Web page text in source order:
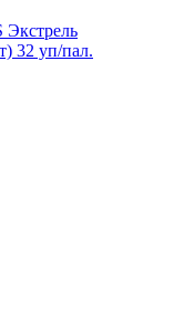
Экстрель
32 уп/пал.